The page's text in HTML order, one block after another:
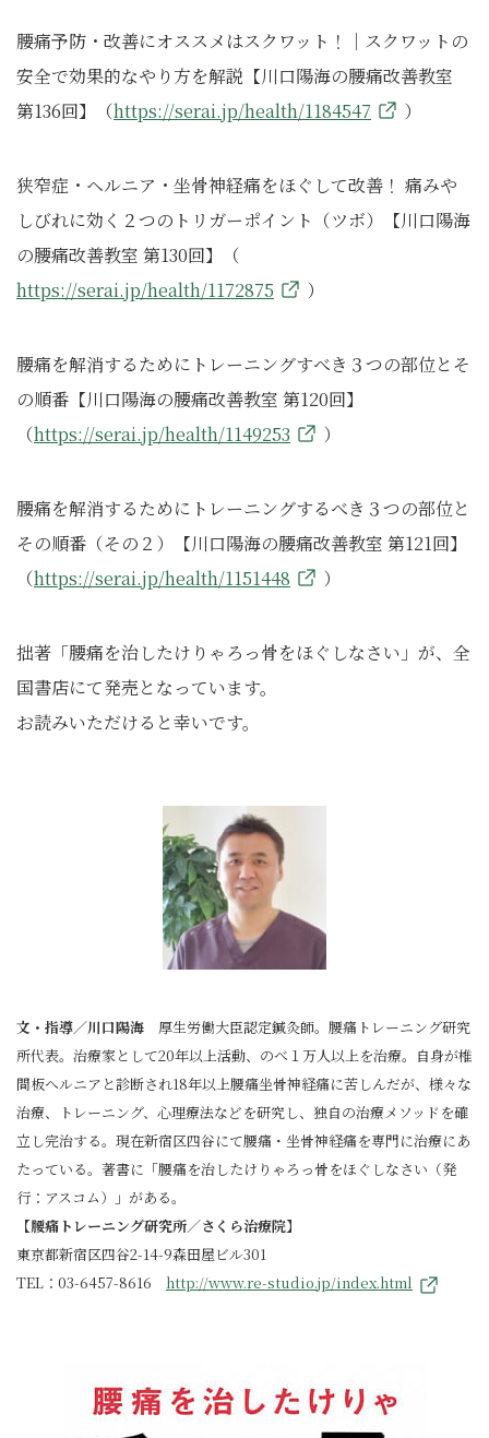
腰痛予防・改善にオススメはスクワット！｜スクワットの
安全で効果的なやり方を解説【川口陽海の腰痛改善教室
第136回】（https://serai.jp/health/1184547 ）
狭窄症・ヘルニア・坐骨神経痛をほぐして改善！ 痛みや
しびれに効く２つのトリガーポイント（ツボ）【川口陽海
の腰痛改善教室 第130回】（
https://serai.jp/health/1172875
）
腰痛を解消するためにトレーニングすべき３つの部位とそ
の順番【川口陽海の腰痛改善教室 第120回】
（https://serai.jp/health/1149253 ）
腰痛を解消するためにトレーニングするべき３つの部位と
その順番（その２）【川口陽海の腰痛改善教室 第121回】
（https://serai.jp/health/1151448 ）
拙著「腰痛を治したけりゃろっ骨をほぐしなさい」が、全
国書店にて発売となっています。
お読みいただけると幸いです。
文・指導／川口陽海 厚生労働大臣認定鍼灸師。腰痛トレーニング研究
所代表。治療家として20年以上活動、のべ１万人以上を治療。自身が椎
間板へルニアと診断され18年以上腰痛坐骨神経痛に苦しんだが、様々な
治療、トレーニング、心理療法などを研究し、独自の治療メソッドを確
立し完治する。現在新宿区四谷にて腰痛・坐骨神経痛を専門に治療にあ
たっている。著書に「腰痛を治したけりゃろっ骨をほぐしなさい（発
行：アスコム）」がある。
【腰痛トレーニング研究所／さくら治療院】
東京都新宿区四谷2-14-9森田屋ビル301
TEL：03-6457-8616 http://www.re-studio.jp/index.html